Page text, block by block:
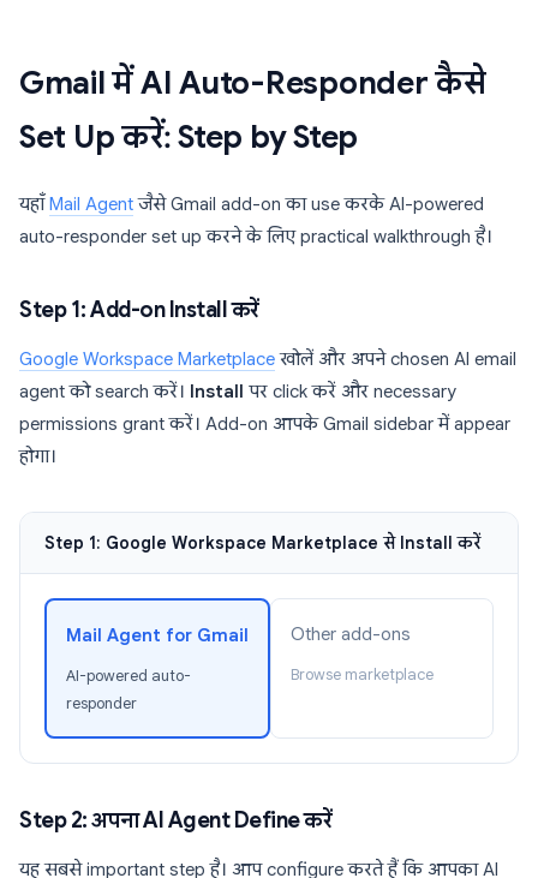
Gmail में AI Auto-Responder कैसे
Set Up करें: Step by Step
यहाँ Mail Agentजैसे Gmail add-on का use करके AI-powered
auto-responder set up करने के लिए practical walkthrough है।
Step 1: Add-on Install करें
Google Workspace Marketplaceखोलें और अपने chosen AI email
agent को search करें। Install
पर click करें और necessary
permissions grant करें। Add-on आपके Gmail sidebar में appear
होगा।
Step 1: Google Workspace Marketplace से Install करें
Mail Agent for Gmail
AI-powered auto-
responder
Other add-ons
Browse marketplace
Step 2: अपना AI Agent Define करें
यह सबसे important step है। आप configure करते हैं कि आपका AI